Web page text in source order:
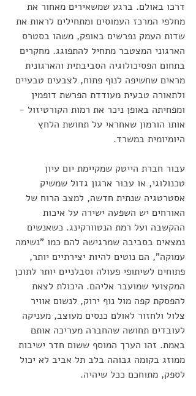
דרכו באולם. ברגע שמשאירים מאחור את
מחלפי המרכז העמוסים ומתחילים לראות את
שדות העמק נפרשים באופק, משהו בסטרס
הארגוני המצטבר מתחיל להתפוגג. מחקרים
בתחום הפסיכולוגיה הסביבתית והארגונית
מראים שחשיפה לנוף פתוח, לצבעים טבעיים
ולתאורה טבעית מעודדת הפרשת דופמין
ומפחיתה באופן ניכר את רמות הקורטיזול -
אותו הורמון שאחראי על תחושת הלחץ
היומיומית במשרד.
עבור חברת הייטק שמקיימת יום עיון
טכנולוגי, או עבור ארגון גדול שמשיק
אסטרטגיה שנתית חדשה, למצב הרוח של
האורחים יש השפעה ישירה על איכות
ההקשבה ועל רמת הנטוורקינג. כשאנשים
נמצאים בסביבה שמרגישה להם כמו "נשימה
עמוקה", הם נוטים להיות יצירתיים יותר,
פתוחים לשיתופי פעולה וסבלניים יותר לתוכן
המקצועי שמועבר אליהם. היכולת לצאת
להפסקת קפה מול נוף ירוק, לנשום אוויר
צלול ולחזור לאולם כנסים מעוצב, מעניקה
לעובדים תחושה שהחברה מעריכה אותם
באמת. זהו הערך המוסף ששום חדר ישיבות
ממוזג בקומה גבוהה בלב תל אביב לא יכול
לספק, מתוחכם ככל שיהיה.